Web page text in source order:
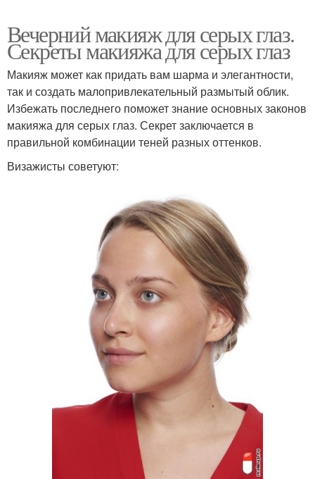
Вечерний макияж для серых глаз.
Секреты макияжа для серых глаз
Макияж может как придать вам шарма и элегантности,
так и создать малопривлекательный размытый облик.
Избежать последнего поможет знание основных законов
макияжа для серых глаз. Секрет заключается в
правильной комбинации теней разных оттенков.
Визажисты советуют: